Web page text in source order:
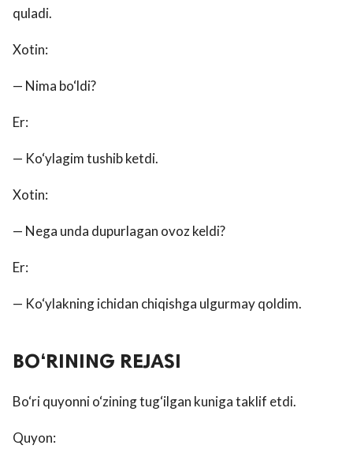
quladi.
Xotin:
— Nima bo‘ldi?
Er:
— Ko‘ylagim tushib ketdi.
Xotin:
— Nega unda dupurlagan ovoz keldi?
Er:
— Ko‘ylakning ichidan chiqishga ulgurmay qoldim.
BO‘RINING REJASI
Bo‘ri quyonni o‘zining tug‘ilgan kuniga taklif etdi.
Quyon: